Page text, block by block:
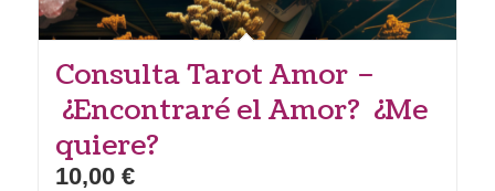
Consulta Tarot Amor –
¿Encontraré el Amor? ¿Me
quiere?
10,00 €